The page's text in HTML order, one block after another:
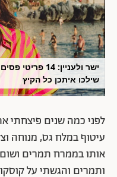
ישר ולעניין: 14
שילכו איתכן כל הקיץ
לפני כמה שנים פיצחתי
עיטוף במלח גס, מנוחה
אותו בממרח תמרים
ותמרים והגשתי על